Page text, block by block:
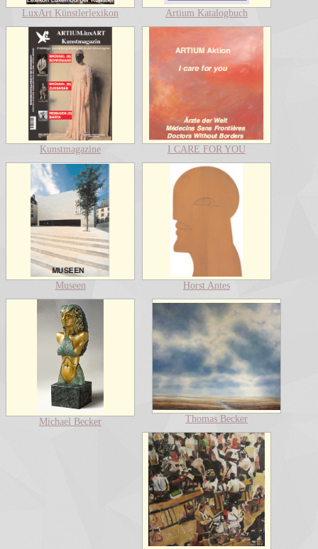
LuxArt Künstlerlexikon Artium Katalogbuch
Kunstmagazine I CARE FOR YOU
Museen Horst Antes
Michael Becker Thomas Becker